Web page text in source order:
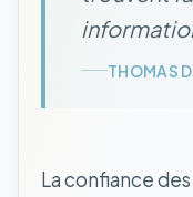
THOMAS
La confiance